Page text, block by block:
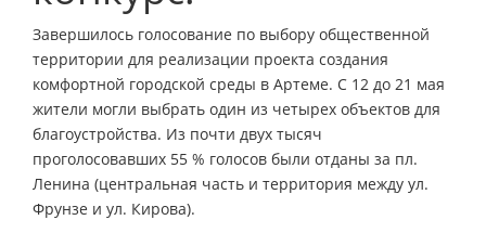
Завершилось голосование по выбору общественной
территории для реализации проекта создания
комфортной городской среды в Артеме. С 12 до 21 мая
жители могли выбрать один из четырех объектов для
благоустройства. Из почти двух тысяч
проголосовавших 55 % голосов были отданы за пл.
Ленина (центральная часть и территория между ул.
Фрунзе и ул. Кирова).